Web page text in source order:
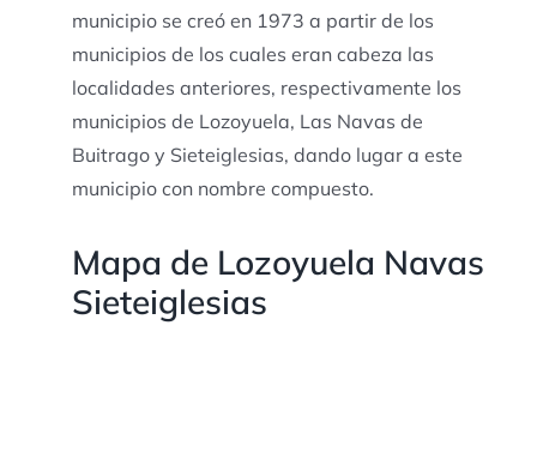
municipio se creó en 1973 a partir de los
municipios de los cuales eran cabeza las
localidades anteriores, respectivamente los
municipios de Lozoyuela, Las Navas de
Buitrago y Sieteiglesias, dando lugar a este
municipio con nombre compuesto.
Mapa de Lozoyuela Navas
Sieteiglesias